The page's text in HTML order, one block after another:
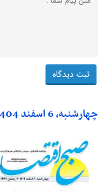
چهارشنبه، 6 اسفند 1404